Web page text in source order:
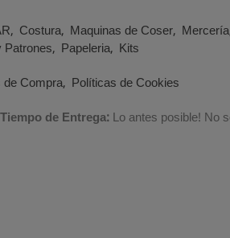
Costura Maquinas de Coser Mercería
Patrones Papeleria Kits
Compra Políticas de Cookies
Tiempo de Entrega:Lo antes posible! No